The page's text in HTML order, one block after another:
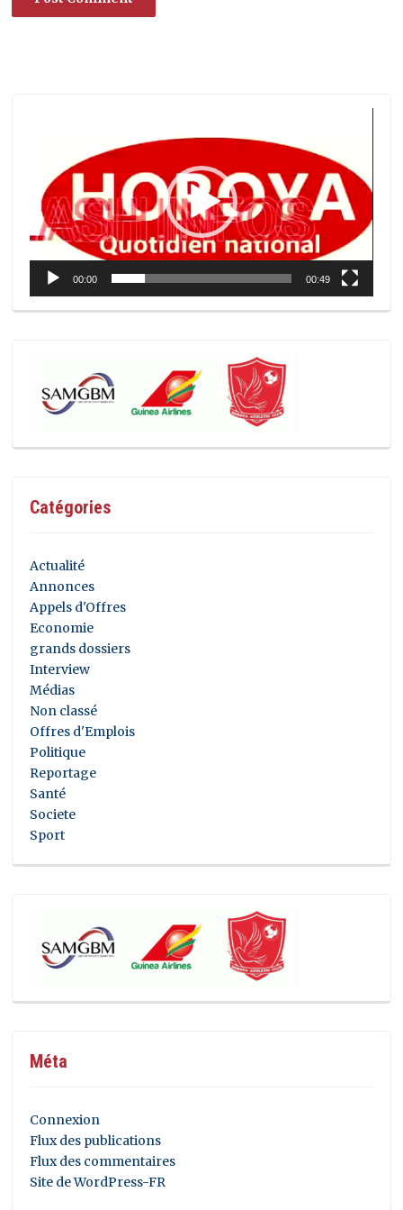
00:00 00:49
Catégories
Actualité
Annonces
Appels d'Offres
Economie
grands dossiers
Interview
Médias
Non classé
Offres d'Emplois
Politique
Reportage
Santé
Societe
Sport
Méta
Connexion
Flux des publications
Flux des commentaires
Site de WordPress-FR